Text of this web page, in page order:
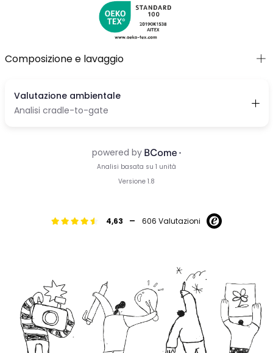
Composizione e lavaggio
4,63 - 606 Valutazioni